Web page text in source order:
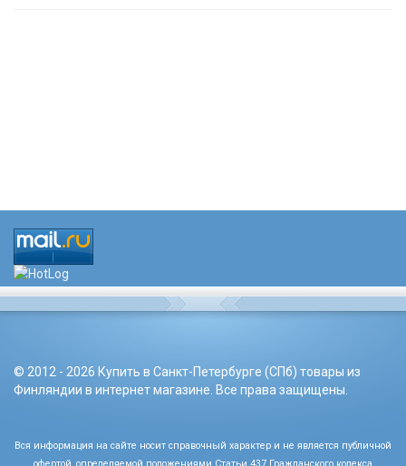
© 2012 - 2026 Купить в Санкт-Петербурге (СПб) товары из
Финляндии в интернет магазине. Все права защищены.
Вся информация на сайте носит справочный характер и не является публичной
офертой, определяемой положениями Статьи 437 Гражданского кодекса